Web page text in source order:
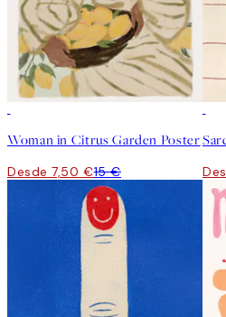
Woman in Citrus Garden Poster
Desde 7,50 €15 €